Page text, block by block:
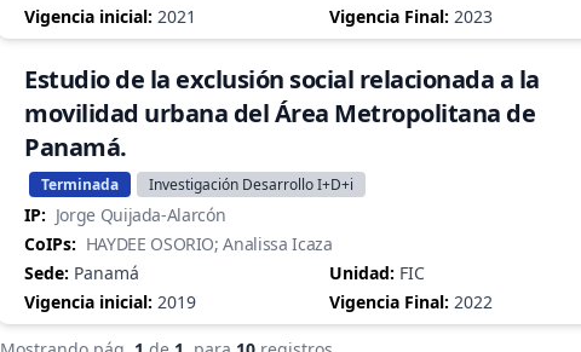
Vigencia inicial: 2021 Vigencia Final: 2023
Estudio de la exclusión social relacionada a la
movilidad urbana del Área Metropolitana de
Panamá.
Terminada Investigación Desarrollo I+D+i
IP: Jorge Quijada-Alarcón
CoIPs: HAYDEE OSORIO; Analissa Icaza
Sede: Panamá Unidad: FIC
Vigencia inicial: 2019 Vigencia Final: 2022